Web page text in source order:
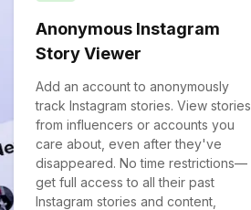
Anonymous Instagram
Story Viewer
Add an account to anonymously
track Instagram stories. View stories
from influencers or accounts you
care about, even after they've
disappeared. No time restrictions—
get full access to all their past
Instagram stories and content,